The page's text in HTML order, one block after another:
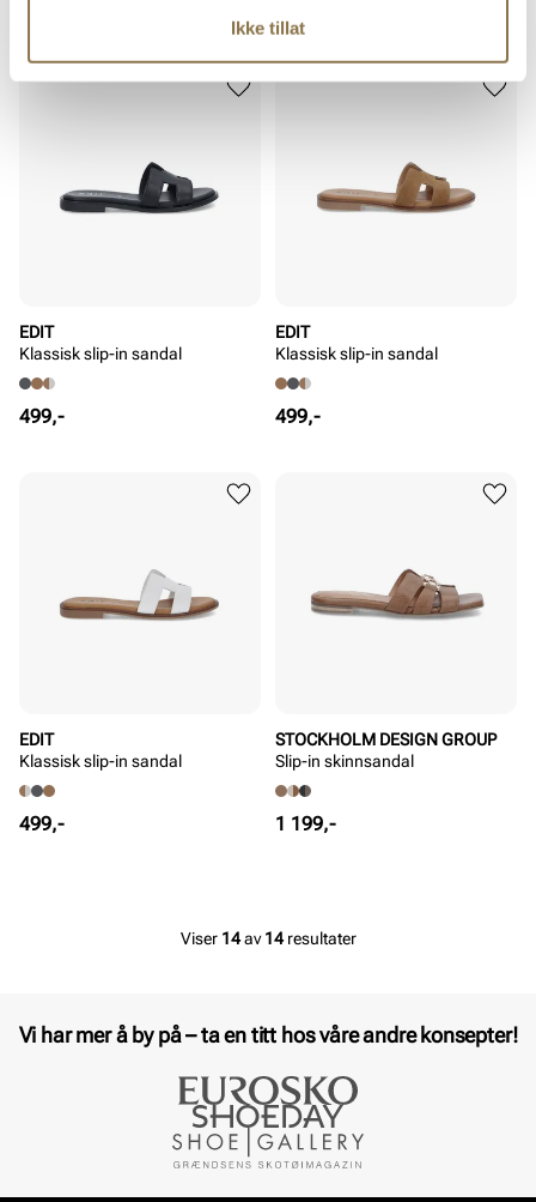
Ikke tillat
EDIT
Klassisk slip-in sandal
Pris
499,-
EDIT
Klassisk slip-in sandal
Pris
499,-
EDIT
Klassisk slip-in sandal
Pris
499,-
STOCKHOLM DESIGN GROUP
Slip-in skinnsandal
Pris
1 199,-
Viser 14av14resultater
Vi har mer å by på – ta en titt hos våre andre konsepter!